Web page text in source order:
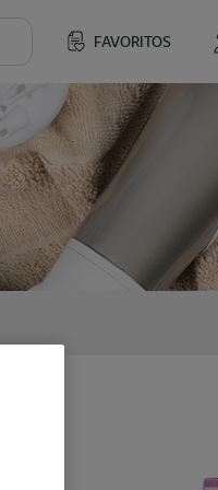
FAVORITOS